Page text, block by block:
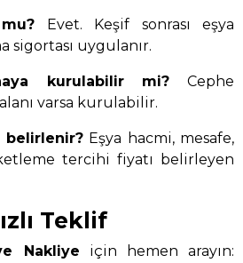
Evet. Keşif sonrası eşya
sigortası uygulanır.
kurulabilir mi? Cephe
varsa kurulabilir.
belirlenir?Eşya hacmi, mesafe,
tercihi fiyatı belirleyen
Teklif
Nakliye için hemen arayın: